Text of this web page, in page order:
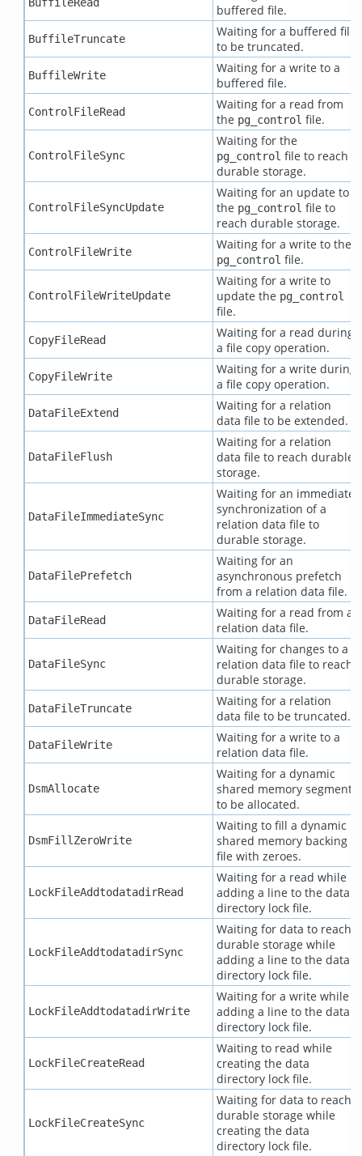
buffered file.
BuffileTruncate
Waiting for a buffered file
to be truncated.
BuffileWrite
Waiting for a write to a
buffered file.
ControlFileRead
Waiting for a read from
the pg_control file.
ControlFileSync
Waiting for the
pg_control file to reach
durable storage.
ControlFileSyncUpdate
Waiting for an update to
the pg_control file to
reach durable storage.
ControlFileWrite Waiting for a write to the
pg_control file.
ControlFileWriteUpdate
Waiting for a write to
update the pg_control
file.
CopyFileRead
Waiting for a read during
a file copy operation.
CopyFileWrite
Waiting for a write during
a file copy operation.
DataFileExtend
Waiting for a relation
data file to be extended.
DataFileFlush
Waiting for a relation
data file to reach durable
storage.
DataFileImmediateSync
Waiting for an immediate
synchronization of a
relation data file to
durable storage.
DataFilePrefetch
Waiting for an
asynchronous prefetch
from a relation data file.
DataFileRead
Waiting for a read from a
relation data file.
DataFileSync
Waiting for changes to a
relation data file to reach
durable storage.
DataFileTruncate
Waiting for a relation
data file to be truncated.
DataFileWrite
Waiting for a write to a
relation data file.
DsmAllocate
Waiting for a dynamic
shared memory segment
to be allocated.
DsmFillZeroWrite
Waiting to fill a dynamic
shared memory backing
file with zeroes.
LockFileAddtodatadirRead
Waiting for a read while
adding a line to the data
directory lock file.
LockFileAddtodatadirSync
Waiting for data to reach
durable storage while
adding a line to the data
directory lock file.
LockFileAddtodatadirWrite
Waiting for a write while
adding a line to the data
directory lock file.
LockFileCreateRead
Waiting to read while
creating the data
directory lock file.
LockFileCreateSync
Waiting for data to reach
durable storage while
creating the data
directory lock file.